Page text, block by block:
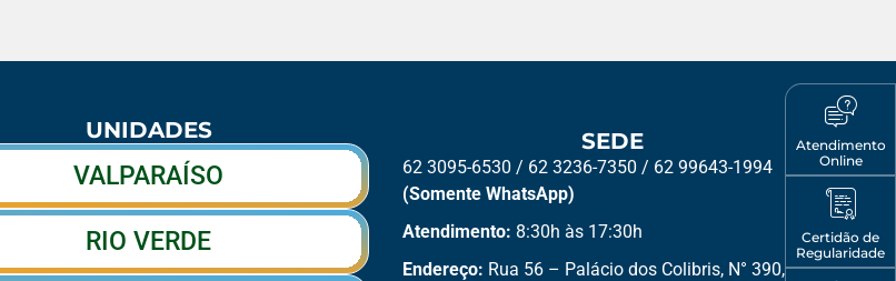
Atendimento
Online
Certidão de
Regularidade
UNIDADES
VALPARAÍSO
RIO VERDE
SEDE
62 3095-6530 / 62 3236-7350 / 62 99643-1994
(Somente WhatsApp)
Atendimento: 8:30h às 17:30h
Endereço: Rua 56 – Palácio dos Colibris, N° 390,